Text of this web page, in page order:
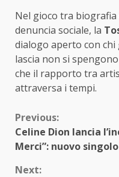
Nel gioco tra
denuncia sociale, la
dialogo aperto con chi
lascia non si
che il rapporto tra
attraversa i tempi.
Continue
Reading
Previous:
Celine Dion lancia
Merci”: nuovo
Next: